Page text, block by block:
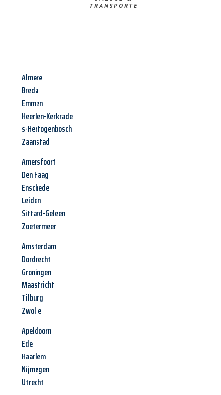
TRANSPORTE
Almere
Breda
Emmen
Heerlen-Kerkrade
s-Hertogenbosch
Zaanstad
Amersfoort
Den Haag
Enschede
Leiden
Sittard-Geleen
Zoetermeer
Amsterdam
Dordrecht
Groningen
Maastricht
Tilburg
Zwolle
Apeldoorn
Ede
Haarlem
Nijmegen
Utrecht